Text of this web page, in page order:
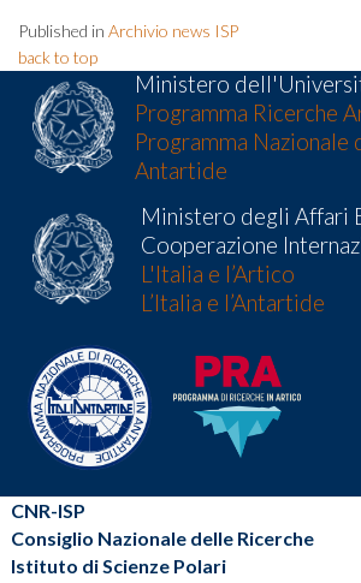
Published in Archivio news ISP
back to top
Ministero
Programma Ricerche
Programma Nazionale
Antartide
Ministero degli Affari
Cooperazione
L'Italia e l’Artico
L’Italia e l’Antartide
CNR-ISP
Consiglio Nazionale delle Ricerche
Istituto di Scienze Polari